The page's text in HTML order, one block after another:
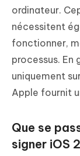
ordinateur.
nécessitent
fonctionner,
processus.
uniquement
Apple fournit
Que se
signer iOS